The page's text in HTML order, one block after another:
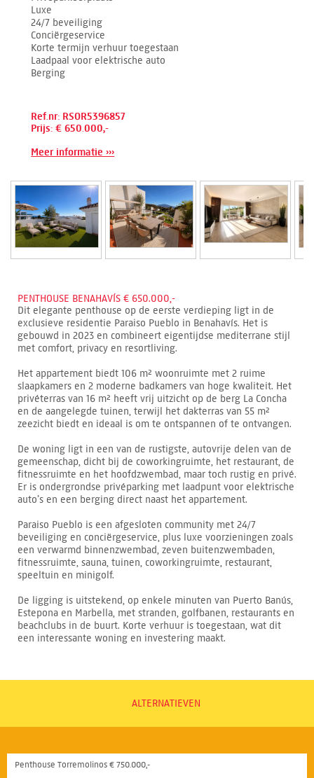
Luxe
24/7 beveiliging
Conciërgeservice
Korte termijn verhuur toegestaan
Laadpaal voor elektrische auto
Berging
Ref.nr: RSOR5396857
Prijs: € 650.000,-
Meer informatie ›››
PENTHOUSE BENAHAVÍS € 650.000,-
Dit elegante penthouse op de eerste verdieping ligt in de
exclusieve residentie Paraiso Pueblo in Benahavís. Het is
gebouwd in 2023 en combineert eigentijdse mediterrane stijl
met comfort, privacy en resortliving.
Het appartement biedt 106 m² woonruimte met 2 ruime
slaapkamers en 2 moderne badkamers van hoge kwaliteit. Het
privéterras van 16 m² heeft vrij uitzicht op de berg La Concha
en de aangelegde tuinen, terwijl het dakterras van 55 m²
zeezicht biedt en ideaal is om te ontspannen of te ontvangen.
De woning ligt in een van de rustigste, autovrije delen van de
gemeenschap, dicht bij de coworkingruimte, het restaurant, de
fitnessruimte en het hoofdzwembad, maar toch rustig en privé.
Er is ondergrondse privéparking met laadpunt voor elektrische
auto’s en een berging direct naast het appartement.
Paraiso Pueblo is een afgesloten community met 24/7
beveiliging en conciërgeservice, plus luxe voorzieningen zoals
een verwarmd binnenzwembad, zeven buitenzwembaden,
fitnessruimte, sauna, tuinen, coworkingruimte, restaurant,
speeltuin en minigolf.
De ligging is uitstekend, op enkele minuten van Puerto Banús,
Estepona en Marbella, met stranden, golfbanen, restaurants en
beachclubs in de buurt. Korte verhuur is toegestaan, wat dit
een interessante woning en investering maakt.
ALTERNATIEVEN
Penthouse Torremolinos € 750.000,-